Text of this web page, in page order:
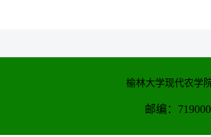
榆林大学现代农学
邮编：